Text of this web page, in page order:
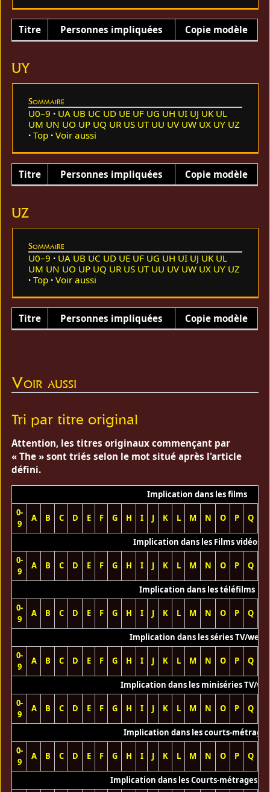
Titre Personnes impliquées Copie modèle
UY
Sommaire
U0–9 UA UB UC UD UE UF UG UH UI UJ UK UL
UM UN UO UP UQ UR US UT UU UV UW UX UY UZ
Top
Voir aussi
Titre Personnes impliquées Copie modèle
UZ
Sommaire
U0–9 UA UB UC UD UE UF UG UH UI UJ UK UL
UM UN UO UP UQ UR US UT UU UV UW UX UY UZ
Top
Voir aussi
Titre Personnes impliquées Copie modèle
Voir aussi
Tri par titre original
Attention, les titres originaux commençant par
« The » sont triés selon le mot situé après l'article
défini.
Implication dans les films
0-
9
A B C D E F G H I J K L M N O P Q
Implication dans les Films vidéos
0-
9
A B C D E F G H I J K L M N O P Q
Implication dans les téléfilms
0-
9
A B C D E F G H I J K L M N O P Q
Implication dans les séries TV/web
0-
9
A B C D E F G H I J K L M N O P Q
Implication dans les miniséries TV/
0-
9
A B C D E F G H I J K L M N O P Q
Implication dans les courts-métrages
0-
9
A B C D E F G H I J K L M N O P Q
Implication dans les Courts-métrages